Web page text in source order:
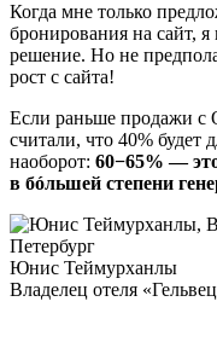
Когда мне только
бронирования на сайт,
решение. Но не
рост с сайта!
Если раньше продажи с
считали, что 40% будет
наоборот: 60−65% —
в бóльшей степени
Юнис Теймурханлы
Владелец отеля